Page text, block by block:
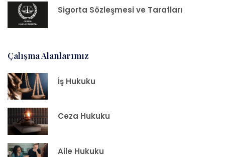
Sigorta Sözleşmesi ve Tarafları
Çalışma Alanlarımız
İş Hukuku
Ceza Hukuku
Aile Hukuku